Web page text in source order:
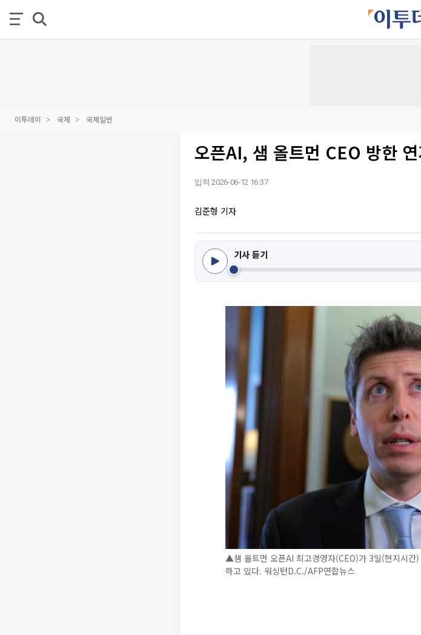
이투데이 국제 국제일반
오픈AI, 샘 올트먼 CEO 방한 연
입력 2026-06-12 16:37
김준형 기자
기사 듣기
▲샘 올트먼 오픈AI 최고경영자(CEO)가 3일(현지시간
하고 있다. 워싱턴D.C./AFP연합뉴스